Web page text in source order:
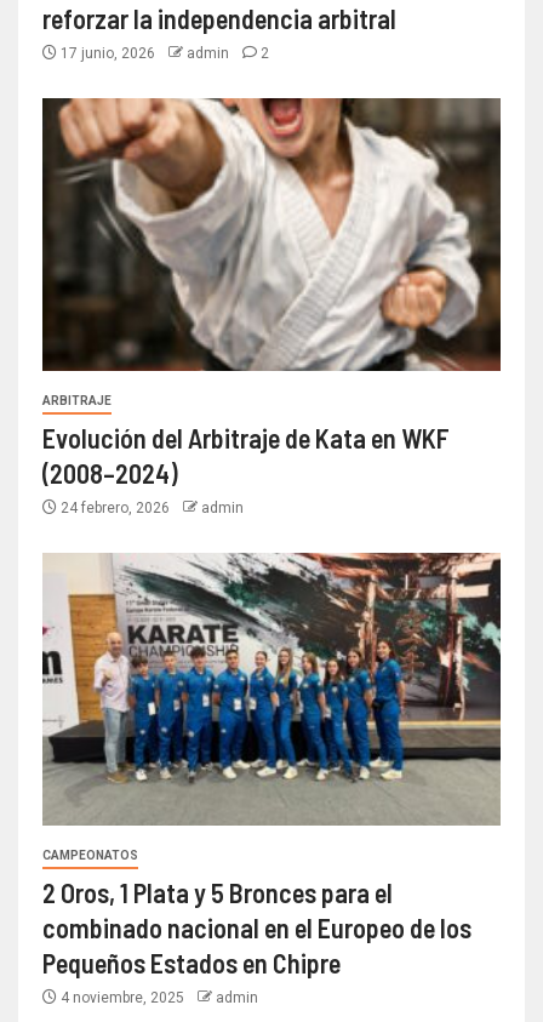
reforzar la independencia arbitral
17 junio, 2026 admin 2
ARBITRAJE
Evolución del Arbitraje de Kata en WKF
(2008–2024)
24 febrero, 2026 admin
CAMPEONATOS
2 Oros, 1 Plata y 5 Bronces para el
combinado nacional en el Europeo de los
Pequeños Estados en Chipre
4 noviembre, 2025 admin